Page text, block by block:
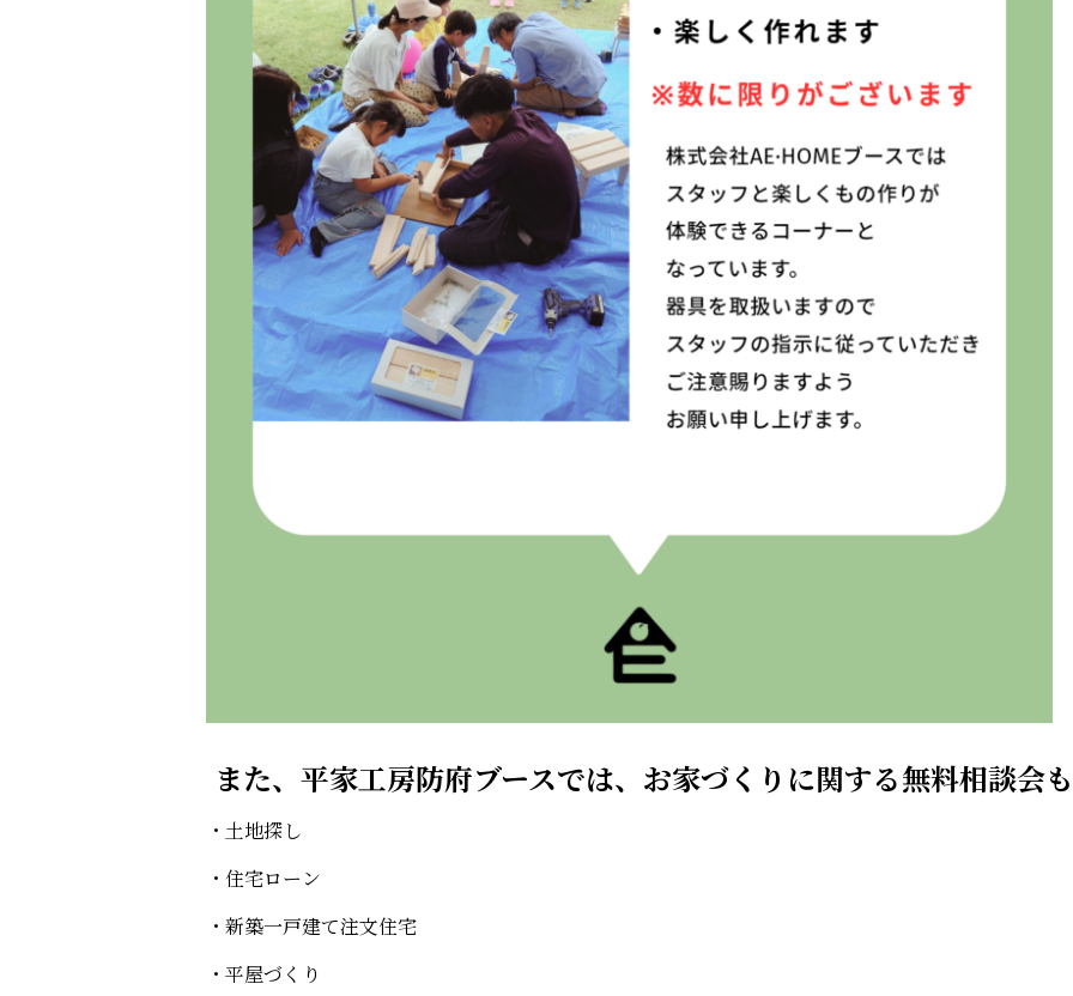
また、平家工房防府ブースでは、お家づくりに関する無料相談会
・土地探し
・住宅ローン
・新築一戸建て注文住宅
・平屋づくり